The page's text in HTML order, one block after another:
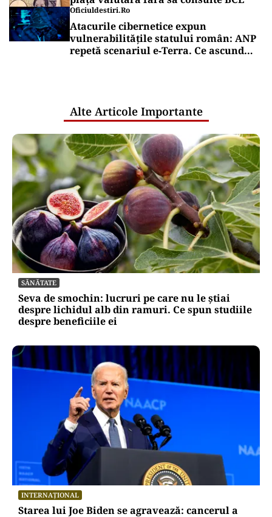
Oficiuldestiri.ro
Atacurile cibernetice expun
vulnerabilitățile statului român: ANP
repetă scenariul e‑Terra. Ce ascund
Alte Articole Importante
SĂNĂTATE
Seva de smochin: lucruri pe care nu le știai
despre lichidul alb din ramuri. Ce spun studiile
despre beneficiile ei
INTERNAȚIONAL
Starea lui Joe Biden se agravează: cancerul a